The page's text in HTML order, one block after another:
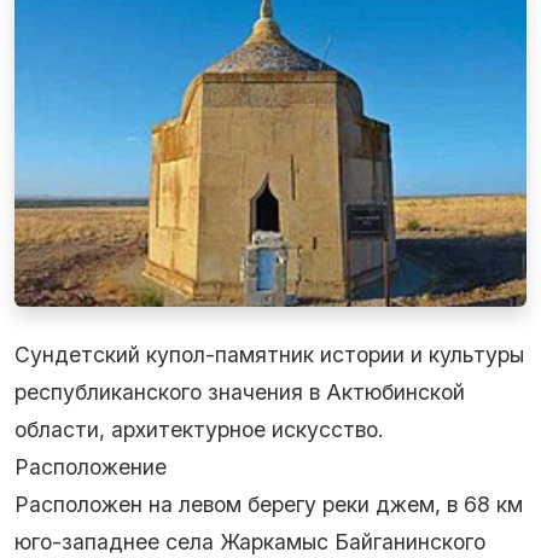
Сундетский купол-памятник истории и культуры
республиканского значения в Актюбинской
области, архитектурное искусство.
Расположение
Расположен на левом берегу реки джем, в 68 км
юго-западнее села Жаркамыс Байганинского